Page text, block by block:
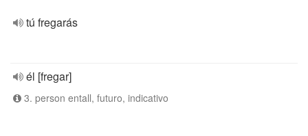
tú fregarás
él [fregar]
3. person entall, futuro, indicativo